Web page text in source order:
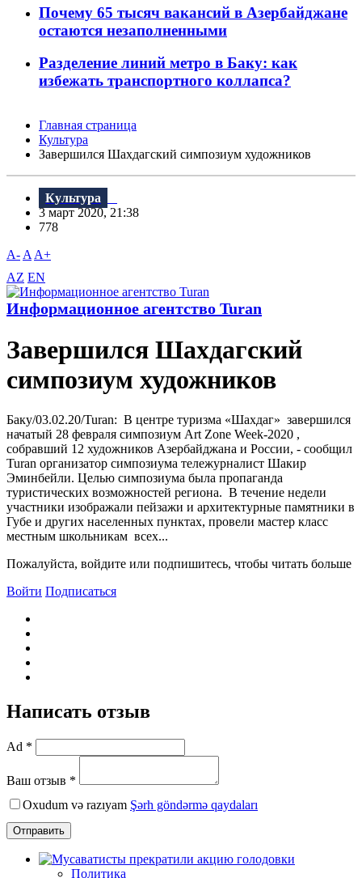
Почему 65 тысяч вакансий в Азербайджане
остаются незаполненными
Разделение линий метро в Баку: как
избежать транспортного коллапса?
Главная страница
Культура
Завершился Шахдагский симпозиум художников
Культура
3 март 2020, 21:38
778
A- A A+
AZ EN
Информационное агентство Turan
Завершился Шахдагский
симпозиум художников
Баку/03.02.20/Turan: В центре туризма «Шахдаг» завершился
начатый 28 февраля симпозиум Art Zone Week-2020 ,
собравший 12 художников Азербайджана и России, - сообщил
Turan организатор симпозиума тележурналист Шакир
Эминбейли. Целью симпозиума была пропаганда
туристических возможностей региона. В течение недели
участники изображали пейзажи и архитектурные памятники в
Губе и других населенных пунктах, провели мастер класс
местным школьникам всех...
Пожалуйста, войдите или подпишитесь, чтобы читать больше
Войти Подписаться
Написать отзыв
Ad *
Ваш отзыв *
Oxudum və razıyam Şərh göndərmə qaydaları
Отправить
Политика